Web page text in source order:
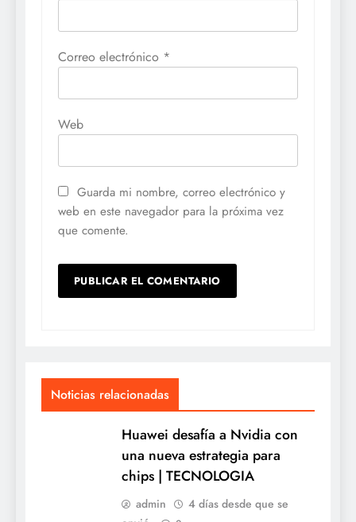
Correo electrónico *
Web
Guarda mi nombre, correo electrónico y
web en este navegador para la próxima vez
que comente.
Noticias relacionadas
Huawei desafía a Nvidia con
una nueva estrategia para
chips | TECNOLOGIA
admin
4 días desde que se